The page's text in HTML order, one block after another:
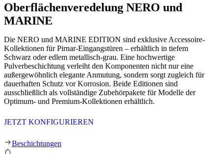
Oberflächenveredelung NERO und
MARINE
Die NERO und MARINE EDITION sind exklusive Accessoire-
Kollektionen für Pirnar-Eingangstüren – erhältlich in tiefem
Schwarz oder edlem metallisch-grau. Eine hochwertige
Pulverbeschichtung verleiht den Komponenten nicht nur eine
außergewöhnlich elegante Anmutung, sondern sorgt zugleich für
dauerhaften Schutz vor Korrosion. Beide Editionen sind
ausschließlich als vollständige Zubehörpakete für Modelle der
Optimum- und Premium-Kollektionen erhältlich.
JETZT KONFIGURIEREN
Oberflächenveredelung NERO und
Beschichtungen